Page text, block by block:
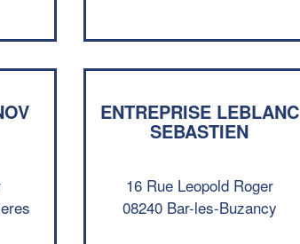
ENTREPRISE LEBLANC
SEBASTIEN
16 Rue Leopold Roger
08240 Bar-les-Buzancy